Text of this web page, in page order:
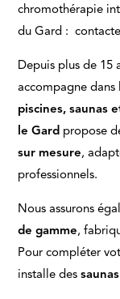
chromothérapie
du Gard :
Depuis plus de 15
accompagne
piscines, saunas
le Gard propose
sur mesure,
professionnels.
Nous assurons
de gamme,
Pour compléter
installe des